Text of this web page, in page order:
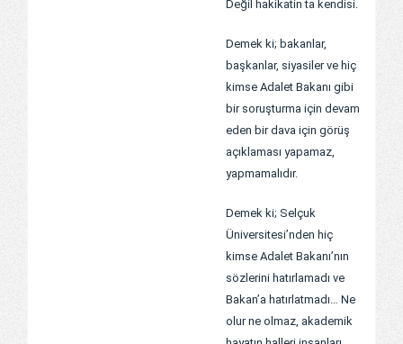
Değil hakikatin ta kendisi.
Demek ki; bakanlar,
başkanlar, siyasiler ve hiç
kimse Adalet Bakanı gibi
bir soruşturma için devam
eden bir dava için görüş
açıklaması yapamaz,
yapmamalıdır.
Demek ki; Selçuk
Üniversitesi’nden hiç
kimse Adalet Bakanı’nın
sözlerini hatırlamadı ve
Bakan’a hatırlatmadı… Ne
olur ne olmaz, akademik